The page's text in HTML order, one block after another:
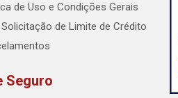
de Uso e Condições Gerais
de Limite de Crédito
Seguro